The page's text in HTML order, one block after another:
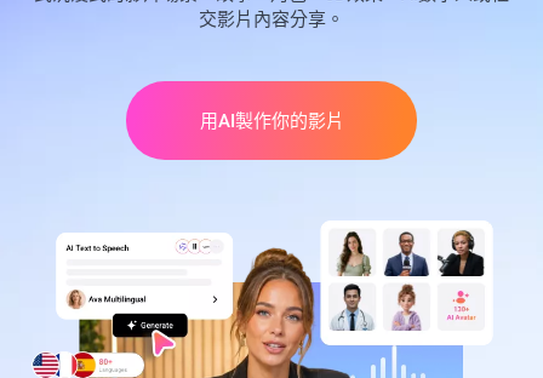
交影片內容分享。
用AI製作你的影片